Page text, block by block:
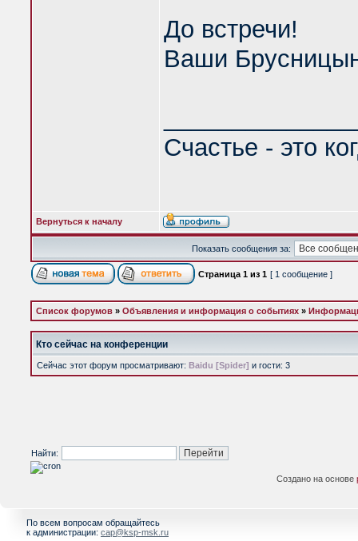
До встречи!
Ваши
Счастье - это
Вернуться к началу
Показать сообщения за:
Страница 1 из 1 [ 1 сообщение ]
Список форумов » Объявления и информация о событиях »
Кто сейчас на конференции
Сейчас этот форум просматривают: Baidu [Spider] и гости: 3
Найти:
Создано на основе
По всем вопросам обращайтесь
к администрации: cap@ksp-msk.ru